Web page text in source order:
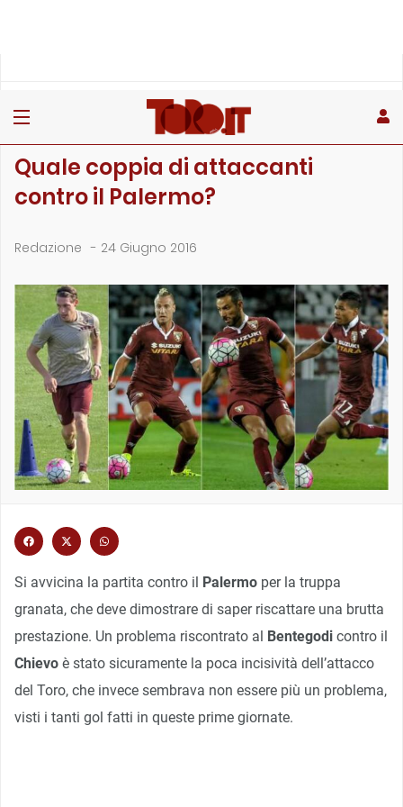
Quale coppia di attaccanti
contro il Palermo?
Redazione - 24 Giugno 2016
Si avvicina la partita contro il Palermo per la truppa
granata, che deve dimostrare di saper riscattare una brutta
prestazione. Un problema riscontrato al Bentegodi contro il
Chievo è stato sicuramente la poca incisività dell’attacco
del Toro, che invece sembrava non essere più un problema,
visti i tanti gol fatti in queste prime giornate.